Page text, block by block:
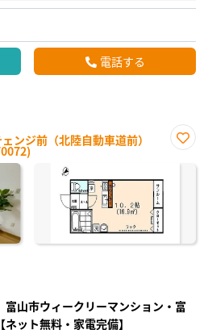
電話する
ンジ前（北陸自動車道前）
に入
富山市ウィークリーマンション・富
ット無料・家電完備】